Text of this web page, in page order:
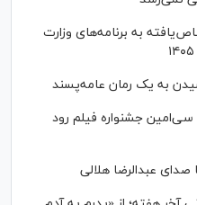
به برنامه‌های وزارت
به یک رمان عامه‌پسند
سی‌امین جشنواره فیلم رود
صدای عبدالرضا هلالی